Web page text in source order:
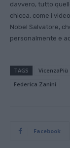
davvero, tutto
chicca, come i
Nobel Salvatore,
personalmente e
TAGS VicenzaPiù
Federica Zanini
Facebook